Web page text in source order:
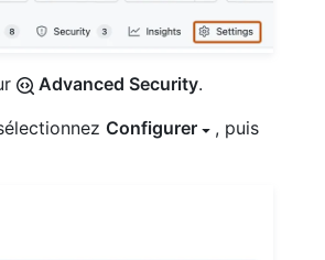
Advanced Security.
Configurer
, puis